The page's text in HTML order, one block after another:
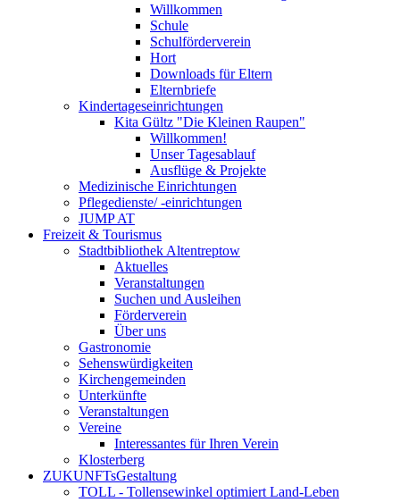
Willkommen
Schule
Schulförderverein
Hort
Downloads für Eltern
Elternbriefe
Kindertageseinrichtungen
Kita Gültz "Die Kleinen Raupen"
Willkommen!
Unser Tagesablauf
Ausflüge & Projekte
Medizinische Einrichtungen
Pflegedienste/ -einrichtungen
JUMP AT
Freizeit & Tourismus
Stadtbibliothek Altentreptow
Aktuelles
Veranstaltungen
Suchen und Ausleihen
Förderverein
Über uns
Gastronomie
Sehenswürdigkeiten
Kirchengemeinden
Unterkünfte
Veranstaltungen
Vereine
Interessantes für Ihren Verein
Klosterberg
ZUKUNFTsGestaltung
TOLL - Tollensewinkel optimiert Land-Leben